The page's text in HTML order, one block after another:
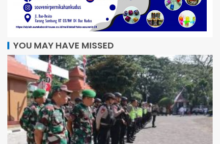
YOU MAY HAVE MISSED